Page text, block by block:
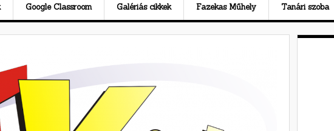
Google Classroom Galériás cikkek Fazekas Műhely Tanári szoba